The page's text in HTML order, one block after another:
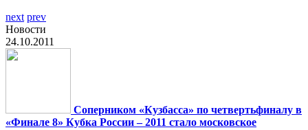
next prev
Новости
24.10.2011
Соперником «Кузбасса» по четвертьфиналу в
«Финале 8» Кубка России – 2011 стало московское